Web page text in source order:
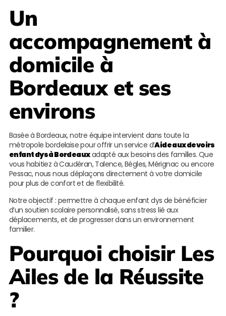
Un
accompagnement à
domicile à
Bordeaux et ses
environs
Basée à Bordeaux, notre équipe intervient dans toute la
métropole bordelaise pour offrir un service d’Aide aux devoirs
enfant dys à Bordeauxadapté aux besoins des familles. Que
vous habitiez à Caudéran, Talence, Bègles, Mérignac ou encore
Pessac, nous nous déplaçons directement à votre domicile
pour plus de confort et de flexibilité.
Notre objectif : permettre à chaque enfant dys de bénéficier
d’un soutien scolaire personnalisé, sans stress lié aux
déplacements, et de progresser dans un environnement
familier.
Pourquoi choisir Les
Ailes de la Réussite
?